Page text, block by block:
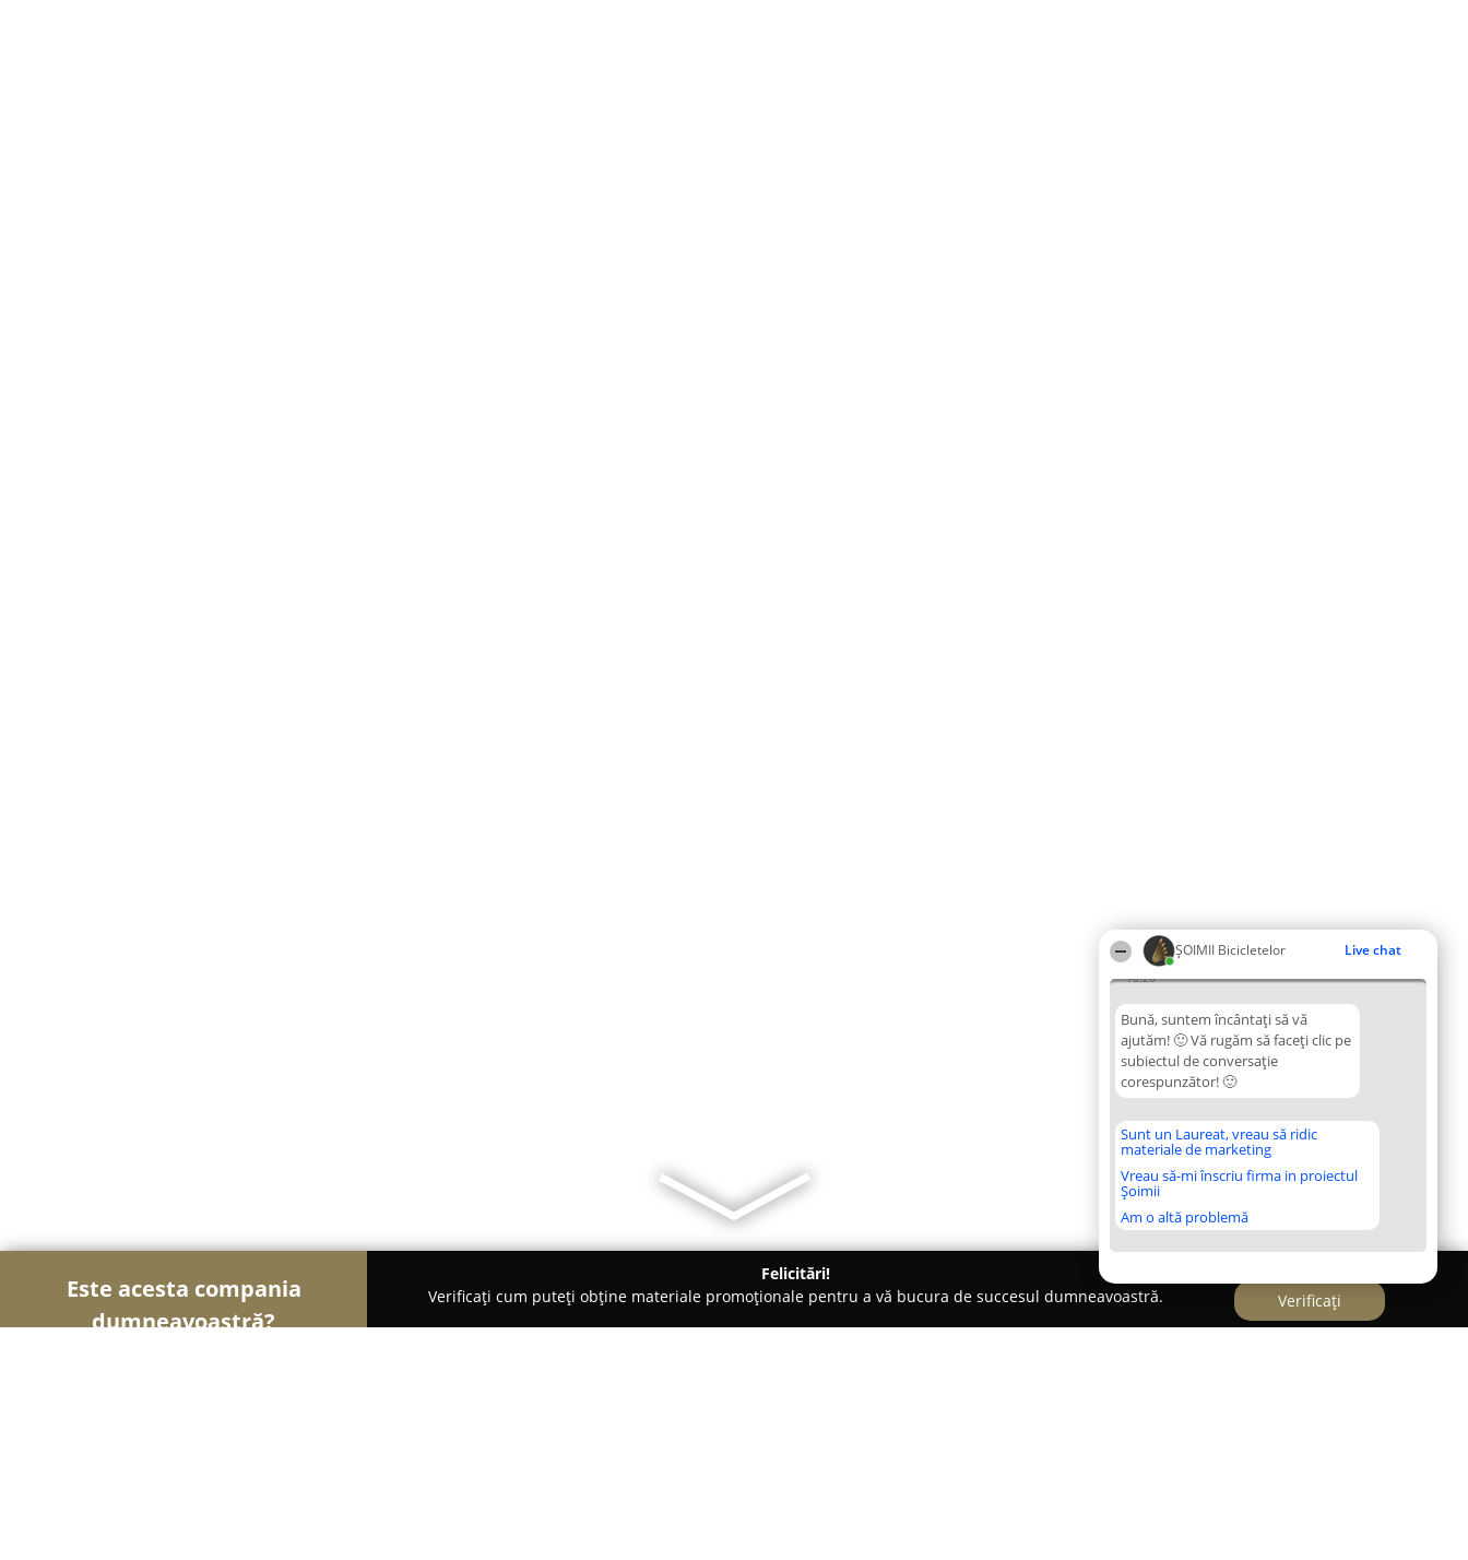
ȘOIMII Bicicletelor Live chat
10:26
Bună, suntem încântați să vă
ajutăm! 🙂 Vă rugăm să faceți clic pe
subiectul de conversație
corespunzător! 🙂
Sunt un Laureat, vreau să ridic
materiale de marketing
Vreau să-mi înscriu firma in proiectul
Șoimii
Am o altă problemă
Este acesta compania
dumneavoastră?
Felicitări!
Verificați cum puteți obține materiale promoționale pentru a vă bucura de succesul dumneavoastră.
Verificați